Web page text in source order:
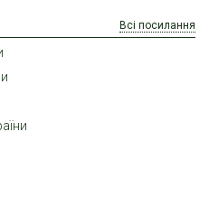
Всі посилання